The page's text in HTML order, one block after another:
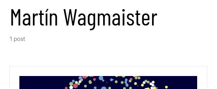
Martín Wagmaister
1 post